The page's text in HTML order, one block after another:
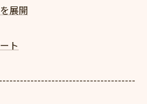
展開
ト